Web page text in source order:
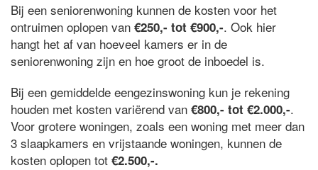
Bij een seniorenwoning kunnen de kosten voor het
ontruimen oplopen van €250,- tot €900,-. Ook hier
hangt het af van hoeveel kamers er in de
seniorenwoning zijn en hoe groot de inboedel is.
Bij een gemiddelde eengezinswoning kun je rekening
houden met kosten variërend van €800,- tot €2.000,-.
Voor grotere woningen, zoals een woning met meer dan
3 slaapkamers en vrijstaande woningen, kunnen de
kosten oplopen tot €2.500,-.